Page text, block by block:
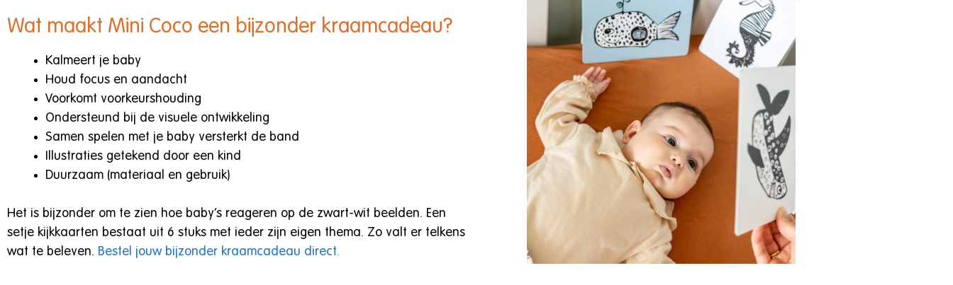
Wat maakt Mini Coco een bijzonder kraamcadeau?
Kalmeert je baby
Houd focus en aandacht
Voorkomt voorkeurshouding
Ondersteund bij de visuele ontwikkeling
Samen spelen met je baby versterkt de band
Illustraties getekend door een kind
Duurzaam (materiaal en gebruik)
Het is bijzonder om te zien hoe baby’s reageren op de zwart-wit beelden. Een
setje kijkkaarten bestaat uit 6 stuks met ieder zijn eigen thema. Zo valt er telkens
wat te beleven. Bestel jouw bijzonder kraamcadeau direct.